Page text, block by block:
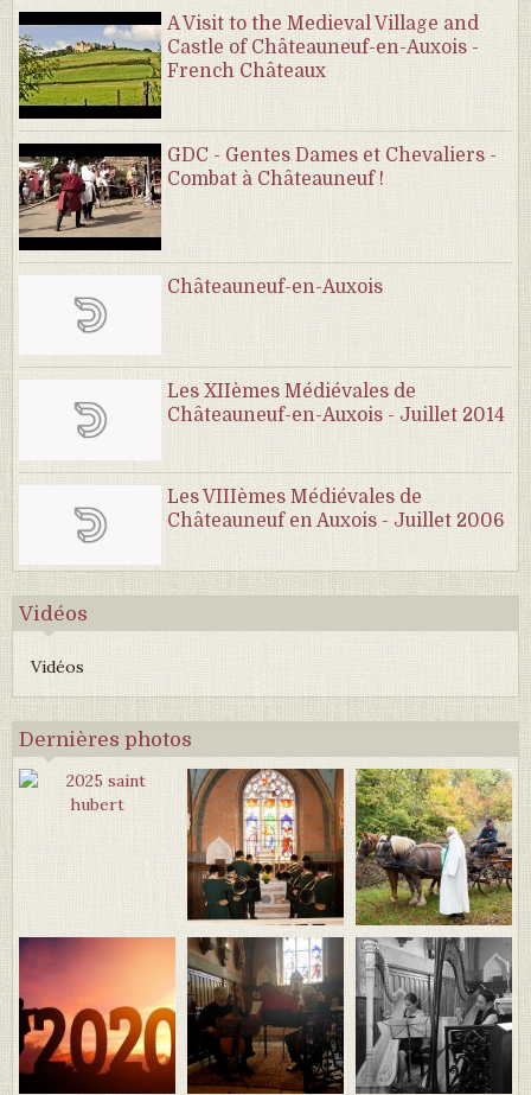
A Visit to the Medieval Village and
Castle of Châteauneuf-en-Auxois -
French Châteaux
GDC - Gentes Dames et Chevaliers -
Combat à Châteauneuf !
Châteauneuf-en-Auxois
Les XIIèmes Médiévales de
Châteauneuf-en-Auxois - Juillet 2014
Les VIIIèmes Médiévales de
Châteauneuf en Auxois - Juillet 2006
Vidéos
Vidéos
Dernières photos